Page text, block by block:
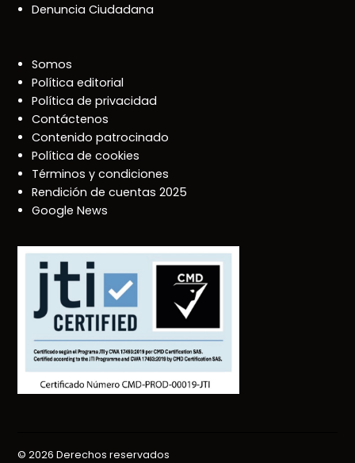
Denuncia Ciudadana
Somos
Política editorial
Política de privacidad
Contáctenos
Contenido patrocinado
Política de cookies
Términos y condiciones
Rendición de cuentas 2025
Google News
© 2026 Derechos reservados